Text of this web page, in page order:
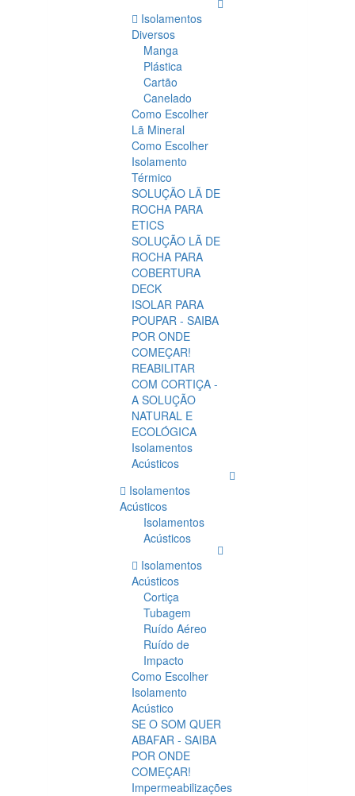
Isolamentos
Diversos
Manga
Plástica
Cartão
Canelado
Como Escolher
Lã Mineral
Como Escolher
Isolamento
Térmico
SOLUÇÃO LÃ DE
ROCHA PARA
ETICS
SOLUÇÃO LÃ DE
ROCHA PARA
COBERTURA
DECK
ISOLAR PARA
POUPAR - SAIBA
POR ONDE
COMEÇAR!
REABILITAR
COM CORTIÇA -
A SOLUÇÃO
NATURAL E
ECOLÓGICA
Isolamentos
Acústicos
Isolamentos
Acústicos
Isolamentos
Acústicos
Isolamentos
Acústicos
Cortiça
Tubagem
Ruído Aéreo
Ruído de
Impacto
Como Escolher
Isolamento
Acústico
SE O SOM QUER
ABAFAR - SAIBA
POR ONDE
COMEÇAR!
Impermeabilizações